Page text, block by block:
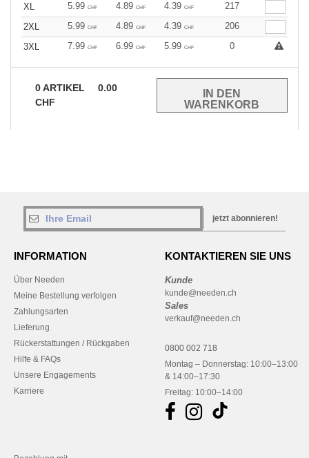
XL
5.99 CHF 4.89 CHF 4.39 CHF
217
2XL
5.99 CHF 4.89 CHF 4.39 CHF
206
3XL
7.99 CHF 6.99 CHF 5.99 CHF 0
0ARTIKEL
0.00
CHF
jetzt abonnieren!
INFORMATION
Über Needen
Meine Bestellung verfolgen
Zahlungsarten
Lieferung
Rückerstattungen / Rückgaben
Hilfe & FAQs
Unsere Engagements
Karriere
KONTAKTIEREN SIE UNS
Kunde
kunde@needen.ch
Sales
verkauf@needen.ch
0800 002 718
Montag – Donnerstag: 10:00–13:00
& 14:00–17:30
Freitag: 10:00–14:00